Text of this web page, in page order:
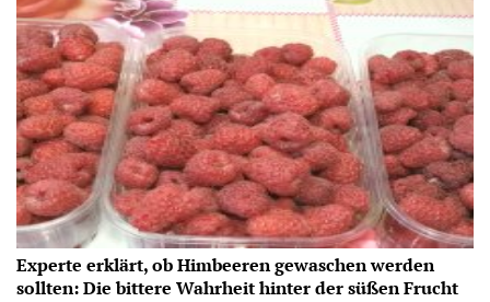
Experte erklärt, ob Himbeeren gewaschen werden
sollten: Die bittere Wahrheit hinter der süßen Frucht